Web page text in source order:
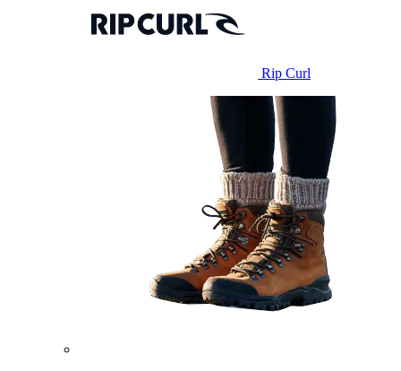
Rip Curl